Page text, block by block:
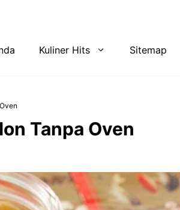
Kuliner Hits Sitemap
Tanpa Oven